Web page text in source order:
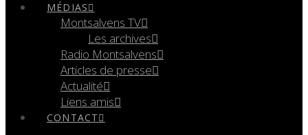
MÉDIAS
Montsalvens TV
Les archives
Radio Montsalvens
Articles de presse
Actualité
Liens amis
CONTACT